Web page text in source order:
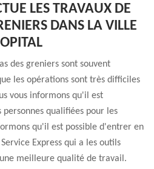
LES TRAVAUX DE
DANS LA VILLE
des greniers sont souvent
les opérations sont très difficiles
vous informons qu'il est
qualifiées pour les
qu'il est possible d'entrer en
Express qui a les outils
meilleure qualité de travail.